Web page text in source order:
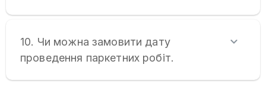
10. Чи можна замовити дату
проведення паркетних робіт.